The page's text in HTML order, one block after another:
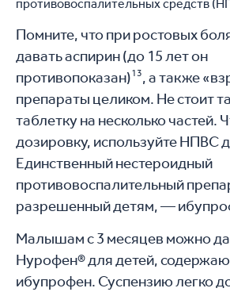
противовоспалительных средств
Помните, что при ростовых
давать аспирин (до 15 лет он
противопоказан)13, а также
препараты целиком. Не стоит
таблетку на несколько частей.
дозировку, используйте НПВС
Единственный нестероидный
противовоспалительный
разрешенный детям, —
Малышам с 3 месяцев можно
Нурофен® для детей,
ибупрофен. Суспензию легко